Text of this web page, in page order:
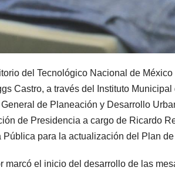
del Tecnológico Nacional de
Castro, a través del Instituto
de Planeación y Desarrollo
de Presidencia a cargo de Ricardo
Pública para la actualización del Plan
marcó el inicio del desarrollo de las